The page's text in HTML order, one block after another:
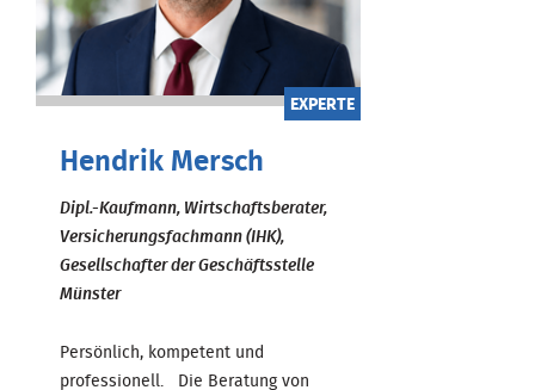
EXPERTE
Hendrik Mersch
Dipl.-Kaufmann, Wirtschaftsberater,
Versicherungsfachmann (IHK),
Gesellschafter der Geschäftsstelle
Münster
Persönlich, kompetent und
professionell. Die Beratung von